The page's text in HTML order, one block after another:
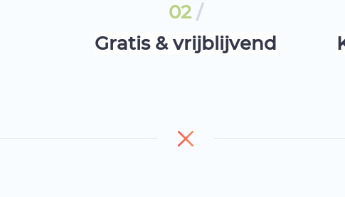
02 /
Gratis & vrijblijvend